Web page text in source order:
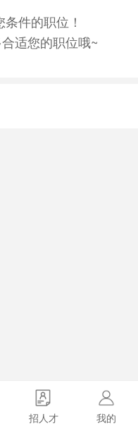
件的职位！
适您的职位哦~
招人才 我的